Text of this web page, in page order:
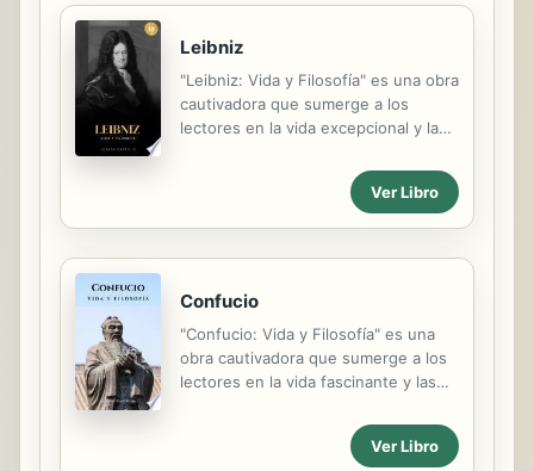
Leibniz
"Leibniz: Vida y Filosofía" es una obra
cautivadora que sumerge a los
lectores en la vida excepcional y las
uno de los pensadores más
influyentes de la filosofía
vidas y obras de destacados
guía a través de los detalles íntimos
de la vida de Leibniz, desentrañando
los momentos formativos y las
visión del mundo. Desde sus
primeros años hasta su destacada
Ver Libro
Confucio
"Confucio: Vida y Filosofía" es una
obra cautivadora que sumerge a los
lectores en la vida fascinante y las
de los pensadores más influyentes
de la historia, Confucio. En esta
Ver Libro